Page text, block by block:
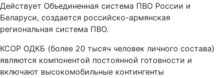
Действует Объединенная система ПВО России и
Беларуси, создается российско-армянская
региональная система ПВО.
КСОР ОДКБ (более 20 тысяч человек личного состава)
являются компонентой постоянной готовности и
включают высокомобильные контингенты